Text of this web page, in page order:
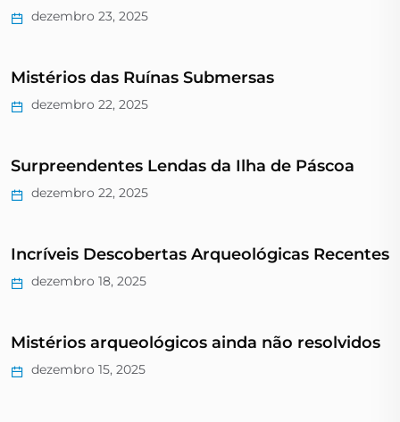
dezembro 23, 2025
Mistérios das Ruínas Submersas
dezembro 22, 2025
Surpreendentes Lendas da Ilha de Páscoa
dezembro 22, 2025
Incríveis Descobertas Arqueológicas Recentes
dezembro 18, 2025
Mistérios arqueológicos ainda não resolvidos
dezembro 15, 2025